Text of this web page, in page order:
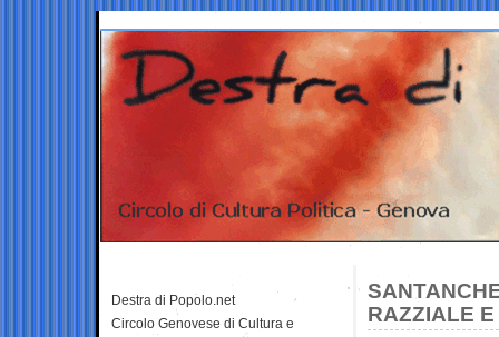
RAZZIALE
Destra di Popolo.net
Circolo Genovese di Cultura e